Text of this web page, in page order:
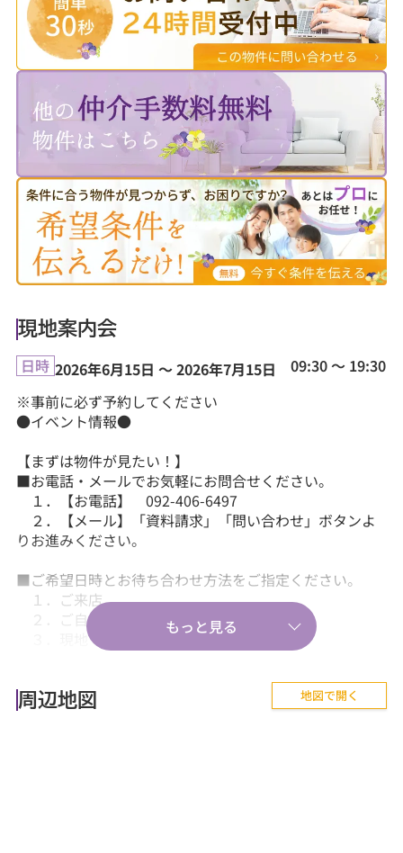
現地案内会
日時 2026年6月15日 ～ 2026年7月15日 09:30 ～ 19:30
※事前に必ず予約してください
●イベント情報●
【まずは物件が見たい！】
■お電話・メールでお気軽にお問合せください。
１．【お電話】 092-406-6497
２．【メール】「資料請求」「問い合わせ」ボタンよ
りお進みください。
■ご希望日時とお待ち合わせ方法をご指定ください。
１．ご来店
２．ご自宅送迎
３．現地・最寄駅等でのお待ち合わせ。
■『失敗しない住まい選びのポイント！』、『購入の流
周辺地図 地図で開く